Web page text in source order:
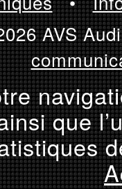
AVS
que